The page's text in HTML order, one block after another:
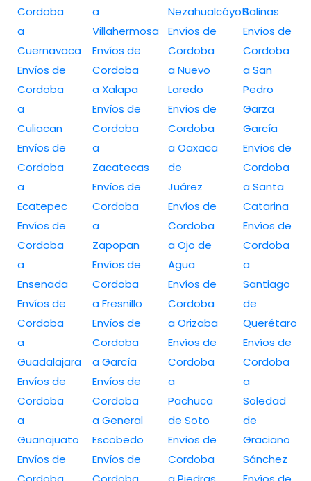
Cordoba
a
Cuernavaca
Envíos de
Cordoba
a
Culiacan
Envíos de
Cordoba
a
Ecatepec
Envíos de
Cordoba
a
Ensenada
Envíos de
Cordoba
a
Guadalajara
Envíos de
Cordoba
a
Guanajuato
Envíos de
a
Villahermosa
Envíos de
Cordoba
a Xalapa
Envíos de
Cordoba
a
Zacatecas
Envíos de
Cordoba
a
Zapopan
Envíos de
Cordoba
a Fresnillo
Envíos de
Cordoba
a García
Envíos de
Cordoba
a General
Escobedo
Envíos de
Nezahualcóyotl
Envíos de
Cordoba
a Nuevo
Laredo
Envíos de
Cordoba
a Oaxaca
de
Juárez
Envíos de
Cordoba
a Ojo de
Agua
Envíos de
Cordoba
a Orizaba
Envíos de
Cordoba
a
Pachuca
de Soto
Envíos de
Cordoba
Salinas
Envíos de
Cordoba
a San
Pedro
Garza
García
Envíos de
Cordoba
a Santa
Catarina
Envíos de
Cordoba
a
Santiago
de
Querétaro
Envíos de
Cordoba
a
Soledad
de
Graciano
Sánchez